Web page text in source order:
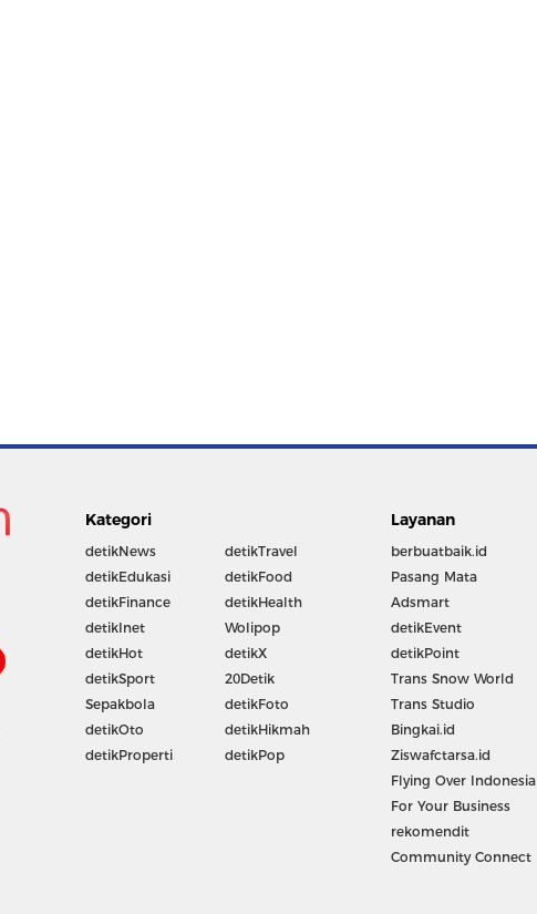
Kategori
detikNews
detikEdukasi
detikFinance
detikInet
detikHot
detikSport
Sepakbola
detikOto
detikProperti
detikTravel
detikFood
detikHealth
Wolipop
detikX
20Detik
detikFoto
detikHikmah
detikPop
Layanan
berbuatbaik.id
Pasang Mata
Adsmart
detikEvent
detikPoint
Trans Snow World
Trans Studio
Bingkai.id
Ziswafctarsa.id
Flying Over Indonesia
For Your Business
rekomendit
Community Connect